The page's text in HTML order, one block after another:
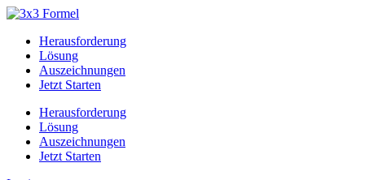
Herausforderung
Lösung
Auszeichnungen
Jetzt Starten
Herausforderung
Lösung
Auszeichnungen
Jetzt Starten